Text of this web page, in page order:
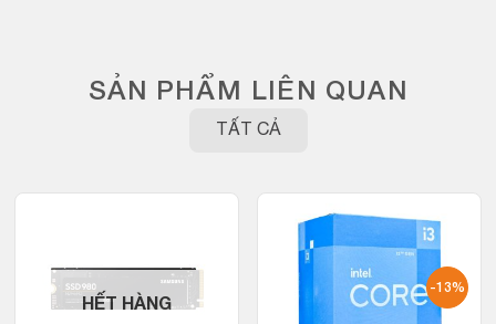
SẢN PHẨM LIÊN QUAN
TẤT CẢ
HẾT HÀNG
-13%